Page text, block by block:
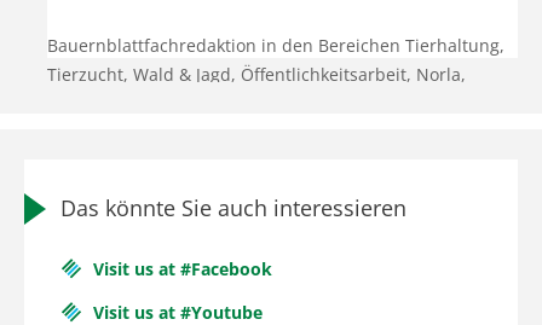
Bauernblattfachredaktion in den Bereichen Tierhaltung,
Tierzucht, Wald & Jagd, Öffentlichkeitsarbeit, Norla,
Das könnte Sie auch interessieren
Visit us at #Facebook
Visit us at #Youtube